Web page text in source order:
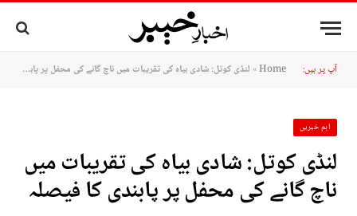
آپ پر ہیں: Home
» لنڈی کوتل: شادی بیاہ کی تقریبات میں ناچ گانے کی محفل پر پابندی کا فیصلہ
اہم خبریں
لنڈی کوتل: شادی بیاہ کی تقریبات میں
ناچ گانے کی محفل پر پابندی کا فیصلہ